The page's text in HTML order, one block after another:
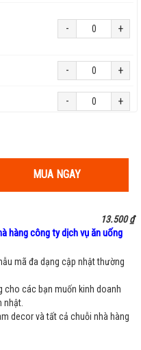
- +
- +
- +
MUA NGAY
13.500 ₫
hàng công ty dịch vụ ăn uống
mã đa dạng cập nhật thường
cho các bạn muốn kinh doanh
nhật.
decor và tất cả chuỗi nhà hàng